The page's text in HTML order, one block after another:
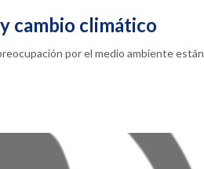
cambio climático
por el medio ambiente están